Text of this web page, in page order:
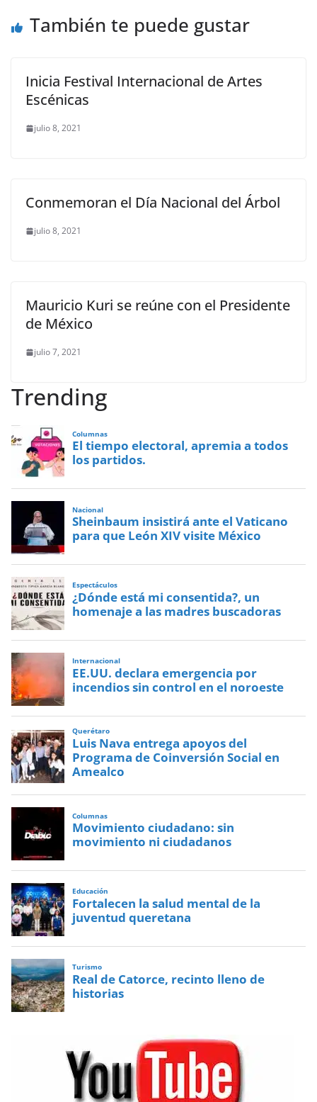
k
También te puede gustar
Inicia Festival Internacional de Artes
Escénicas
julio 8, 2021
Conmemoran el Día Nacional del Árbol
julio 8, 2021
Mauricio Kuri se reúne con el Presidente
de México
julio 7, 2021
Trending